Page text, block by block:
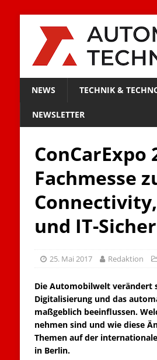
NEWS TECHNIK &
NEWSLETTER
Fachmesse
und IT-
25. Mai 2017 Redaktion
Die Automobilwelt verändert
Digitalisierung und das
maßgeblich beeinflussen.
nehmen sind und wie diese
Themen auf der
in Berlin.